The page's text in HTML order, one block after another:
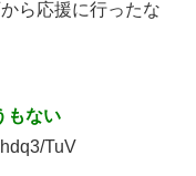
ら応援に行ったな
もない
hdq3/TuV